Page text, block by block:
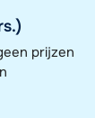
De
prijzen